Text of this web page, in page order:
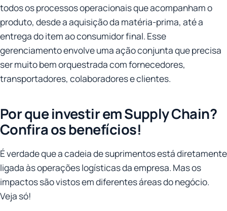
todos os processos operacionais que acompanham o
produto, desde a aquisição da matéria-prima, até a
entrega do item ao consumidor final. Esse
gerenciamento envolve uma ação conjunta que precisa
ser muito bem orquestrada com fornecedores,
transportadores, colaboradores e clientes.
Por que investir em Supply Chain?
Confira os benefícios!
É verdade que a cadeia de suprimentos está diretamente
ligada às operações logísticas da empresa. Mas os
impactos são vistos em diferentes áreas do negócio.
Veja só!